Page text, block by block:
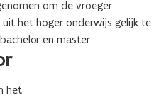
om de vroeger
uit het hoger onderwijs gelijk te
en master.
het